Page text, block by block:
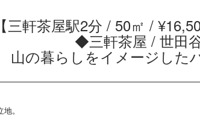
【三軒茶屋駅2分 / 50㎡ /
◆三軒茶屋 / 世田
山の暮らしをイメージした
。